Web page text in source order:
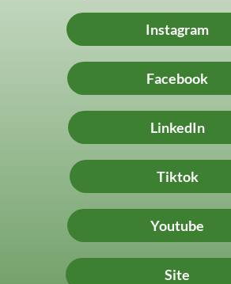
Instagram
Facebook
LinkedIn
Tiktok
Youtube
Site